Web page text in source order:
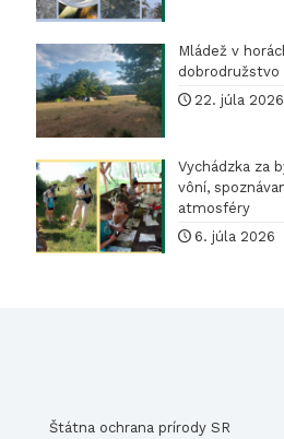
Mládež v
dobrodružstvo
22. júla 2026
Vychádzka za
vôní,
atmosféry
6. júla 2026
Štátna ochrana prírody SR